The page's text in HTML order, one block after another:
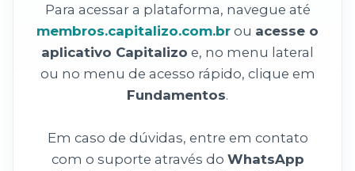
Para acessar a plataforma, navegue até
membros.capitalizo.com.br ou acesse o
aplicativo Capitalizo e, no menu lateral
ou no menu de acesso rápido, clique em
Fundamentos.
Em caso de dúvidas, entre em contato
com o suporte através do WhatsApp